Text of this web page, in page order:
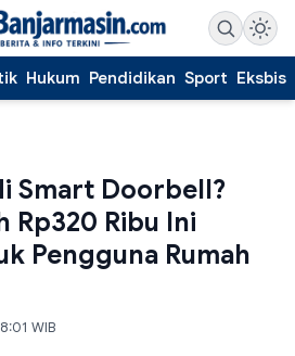
Hukum Pendidikan Sport Eksbis
Smart Doorbell?
Rp320 Ribu Ini
Pengguna Rumah
WIB